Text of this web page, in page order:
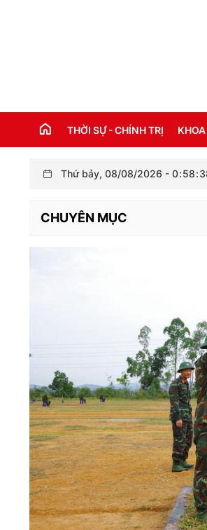
THỜI SỰ - CHÍNH TRỊ
THỜI SỰ QUỐC TẾ
LỜI BÁC HỒ DẠY NGÀY NÀY
KỶ NIỆM 110 NĂM NGÀY BÁC
TÌM ĐƯỜNG CỨU NƯỚC
CHÀO MỪNG KỶ NIỆM 75
TRUYỀN THỐNG LỰC
QUÂN KHU 4 (15/10/1945 -
Thứ bảy, 08/08/2026 - 0:58:
CHUYÊN MỤC